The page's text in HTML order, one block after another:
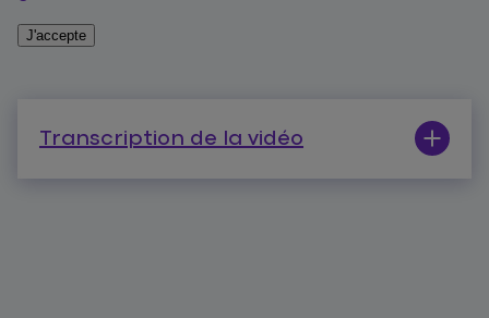
J'accepte
Transcription de la vidéo